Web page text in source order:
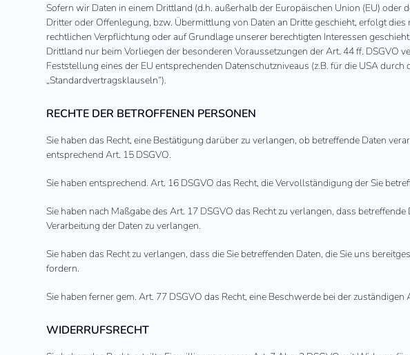
Sofern wir Daten in einem Drittland (d.h. außerhalb der Europäischen Union (EU)
Dritter oder Offenlegung, bzw. Übermittlung von Daten an Dritte geschieht, erfolgt
rechtlichen Verpflichtung oder auf Grundlage unserer berechtigten Interessen
Drittland nur beim Vorliegen der besonderen Voraussetzungen der Art. 44 ff. DSGVO
Feststellung eines der EU entsprechenden Datenschutzniveaus (z.B. für die USA
„Standardvertragsklauseln“).
RECHTE DER BETROFFENEN PERSONEN
Sie haben das Recht, eine Bestätigung darüber zu verlangen, ob betreffende Daten
entsprechend Art. 15 DSGVO.
Sie haben entsprechend. Art. 16 DSGVO das Recht, die Vervollständigung der Sie
Sie haben nach Maßgabe des Art. 17 DSGVO das Recht zu verlangen, dass
Verarbeitung der Daten zu verlangen.
Sie haben das Recht zu verlangen, dass die Sie betreffenden Daten, die Sie uns
fordern.
Sie haben ferner gem. Art. 77 DSGVO das Recht, eine Beschwerde bei der
WIDERRUFSRECHT